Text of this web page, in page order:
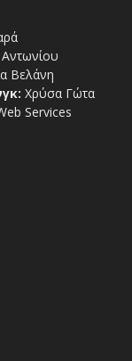
Βελάνη
Χρύσα Γώτα
Services